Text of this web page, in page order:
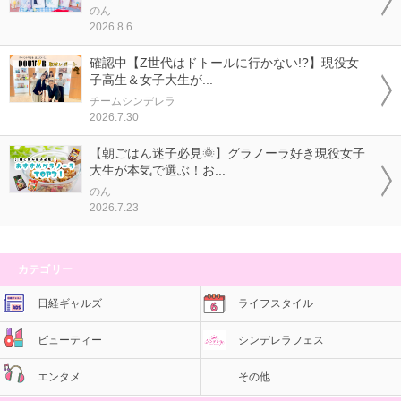
のん
2026.8.6
確認中【Z世代はドトールに行かない!?】現役女
子高生＆女子大生が...
チームシンデレラ
2026.7.30
【朝ごはん迷子必見🌞】グラノーラ好き現役女子
大生が本気で選ぶ！お...
のん
2026.7.23
カテゴリー
日経ギャルズ ライフスタイル
ビューティー シンデレラフェス
エンタメ その他